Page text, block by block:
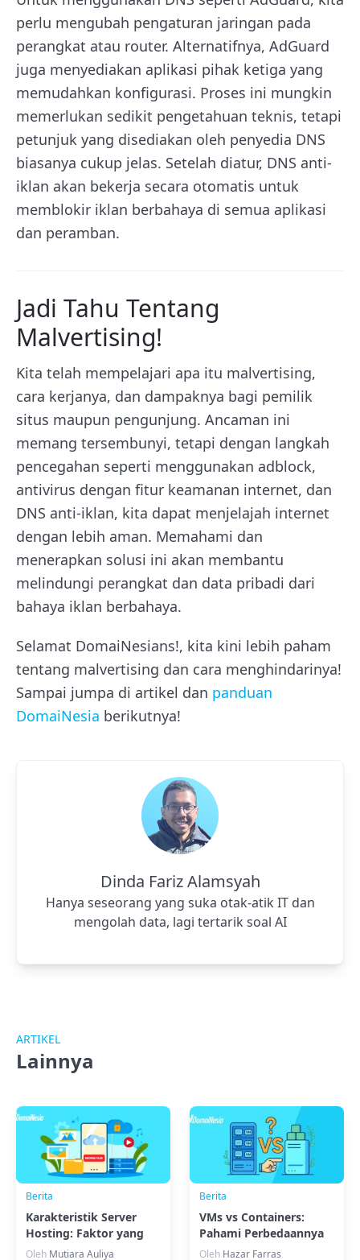
perlu mengubah pengaturan jaringan pada
perangkat atau router. Alternatifnya, AdGuard
juga menyediakan aplikasi pihak ketiga yang
memudahkan konfigurasi. Proses ini mungkin
memerlukan sedikit pengetahuan teknis, tetapi
petunjuk yang disediakan oleh penyedia DNS
biasanya cukup jelas. Setelah diatur, DNS anti-
iklan akan bekerja secara otomatis untuk
memblokir iklan berbahaya di semua aplikasi
dan peramban.
Jadi Tahu Tentang
Malvertising!
Kita telah mempelajari apa itu malvertising,
cara kerjanya, dan dampaknya bagi pemilik
situs maupun pengunjung. Ancaman ini
memang tersembunyi, tetapi dengan langkah
pencegahan seperti menggunakan adblock,
antivirus dengan fitur keamanan internet, dan
DNS anti-iklan, kita dapat menjelajah internet
dengan lebih aman. Memahami dan
menerapkan solusi ini akan membantu
melindungi perangkat dan data pribadi dari
bahaya iklan berbahaya.
Selamat DomaiNesians!, kita kini lebih paham
tentang malvertising dan cara menghindarinya!
Sampai jumpa di artikel dan panduan
DomaiNesia berikutnya!
Dinda Fariz Alamsyah
Hanya seseorang yang suka otak-atik IT dan
mengolah data, lagi tertarik soal AI
ARTIKEL
Lainnya
Berita
Karakteristik Server
Hosting: Faktor yang
Wajib Diketahui
Oleh Mutiara Auliya
Berita
VMs vs Containers:
Pahami Perbedaannya
Sebelum Memilih
Oleh Hazar Farras